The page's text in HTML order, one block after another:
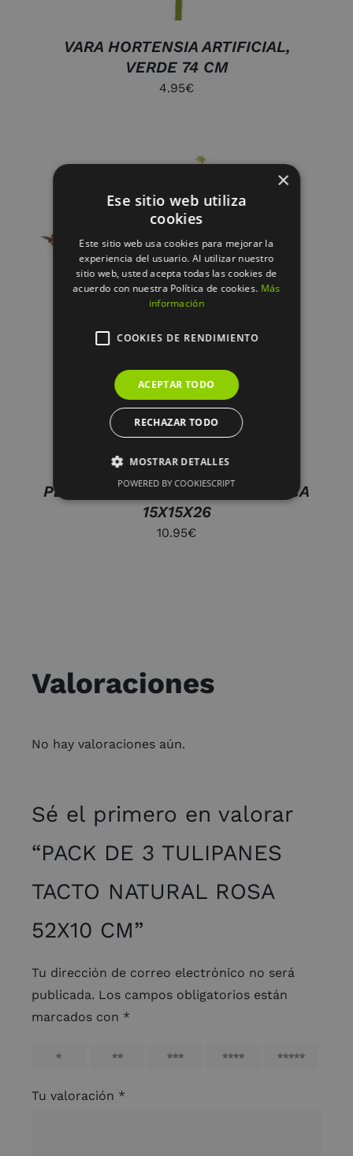
VARA HORTENSIA ARTIFICIAL,
VERDE 74 CM
4.95€
AÑADIR AL CARRITO
PLANTA PE CRISTAL FLOR BLANCA
15X15X26
10.95€
Valoraciones
No hay valoraciones aún.
Sé el primero en valorar
“PACK DE 3 TULIPANES
TACTO NATURAL ROSA
52X10 CM”
Tu dirección de correo electrónico no será
publicada. Los campos obligatorios están
marcados con *
Tu valoración *
×
Ese sitio web utiliza
cookies
Este sitio web usa cookies para mejorar la
experiencia del usuario. Al utilizar nuestro
sitio web, usted acepta todas las cookies de
acuerdo con nuestra Política de cookies. Más
información
COOKIES DE RENDIMIENTO
ACEPTAR TODO
RECHAZAR TODO
MOSTRAR DETALLES
POWERED BY COOKIESCRIPT